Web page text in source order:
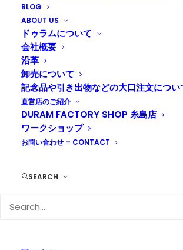
BLOG
ABOUT US
ドゥラムについて
会社概要
沿革
卸売について
記念品や引き出物などの大口注文につい
直営店のご紹介
DURAM FACTORY SHOP 糸島店
ワークショップ
お問い合わせ – CONTACT
SEARCH